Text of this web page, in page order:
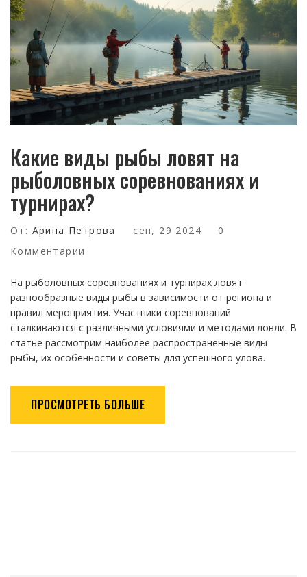
Какие виды рыбы ловят на
рыболовных соревнованиях и
турнирах?
От: Арина Петрова сен, 29 2024
0
Комментарии
На рыболовных соревнованиях и турнирах ловят
разнообразные виды рыбы в зависимости от региона и
правил мероприятия. Участники соревнований
сталкиваются с различными условиями и методами ловли. В
статье рассмотрим наиболее распространенные виды
рыбы, их особенности и советы для успешного улова.
ПРОСМОТРЕТЬ БОЛЬШЕ